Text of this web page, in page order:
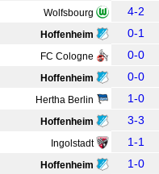
Wolfsbourg 4-2
Hoffenheim 0-1
FC Cologne 0-0
Hoffenheim 0-0
Hertha Berlin 1-0
Hoffenheim 3-3
Ingolstadt 1-1
Hoffenheim 1-0